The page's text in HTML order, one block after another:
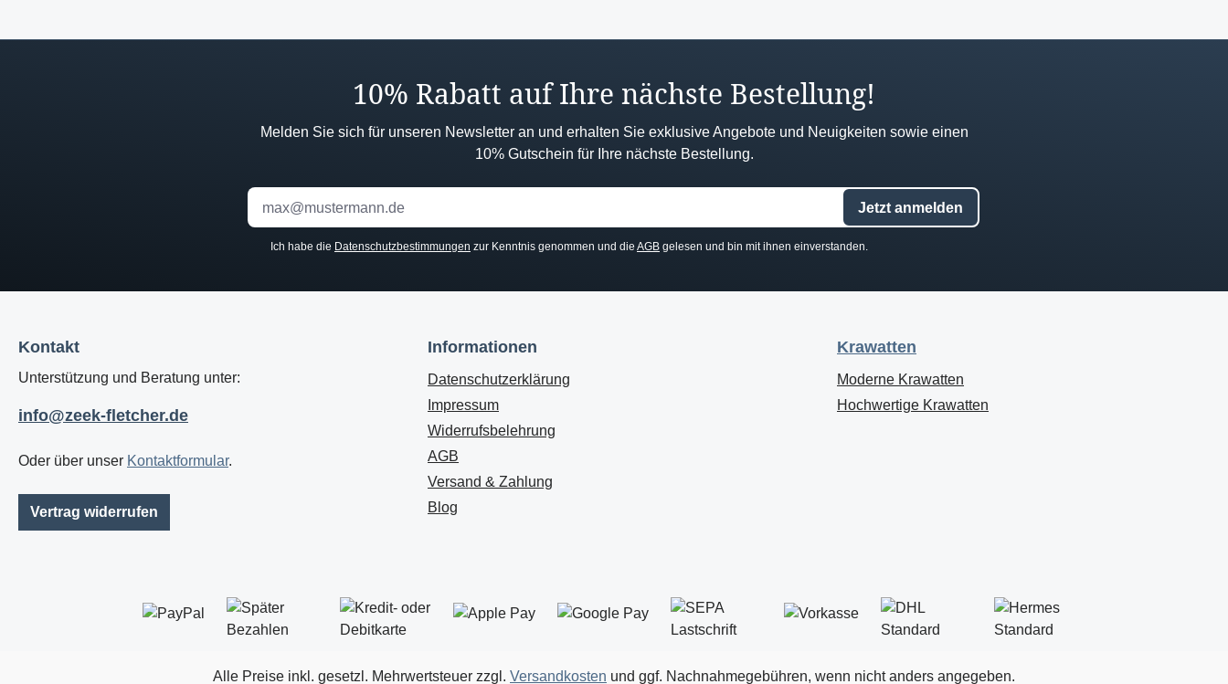
10% Rabatt auf Ihre nächste Bestellung!
Melden Sie sich für unseren Newsletter an und erhalten Sie exklusive Angebote und Neuigkeiten sowie einen
10% Gutschein für Ihre nächste Bestellung.
Jetzt anmelden
Ich habe die Datenschutzbestimmungen zur Kenntnis genommen und die AGB gelesen und bin mit ihnen einverstanden.
Kontakt
Unterstützung und Beratung unter:
info@zeek-fletcher.de
Oder über unser Kontaktformular.
Vertrag widerrufen
Informationen
Datenschutzerklärung
Impressum
Widerrufsbelehrung
AGB
Versand & Zahlung
Blog
Krawatten
Moderne Krawatten
Hochwertige Krawatten
Alle Preise inkl. gesetzl. Mehrwertsteuer zzgl. Versandkosten und ggf. Nachnahmegebühren, wenn nicht anders angegeben.